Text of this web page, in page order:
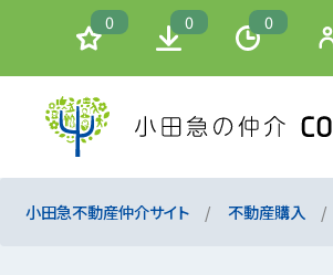
0 0 0
小田急不動産仲介サイト 不動産購入